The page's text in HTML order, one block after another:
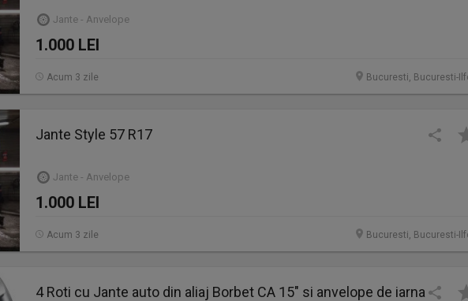
Jante - Anvelope
1.000 LEI
Bucuresti, Bucuresti-
Acum 3 zile
Jante Style 57 R17
Jante - Anvelope
1.000 LEI
Bucuresti, Bucuresti-
Acum 3 zile
4 Roti cu Jante auto din aliaj Borbet CA 15" si anvelope de iarna